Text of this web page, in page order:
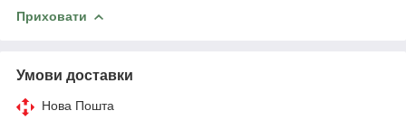
Приховати
Умови доставки
Нова Пошта